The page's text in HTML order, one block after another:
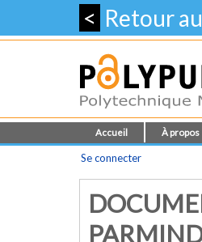
< Retour
Accueil À propos
Se connecter